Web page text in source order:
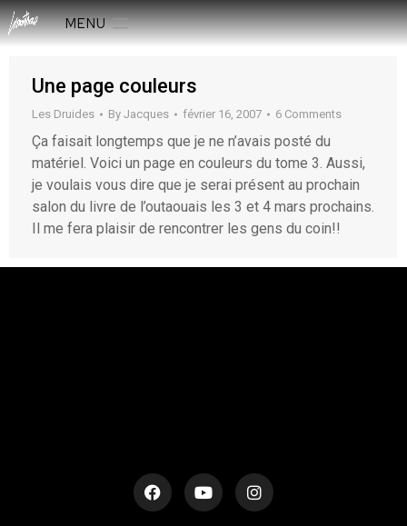
MENU
Une page couleurs
Les Druides By Jacques février 16, 2007 6 Comments
Ça faisait longtemps que je ne n’avais posté du
matériel. Voici un page en couleurs du tome 3. Aussi,
je voulais vous dire que je serai présent au prochain
salon du livre de l’outaouais les 3 et 4 mars prochains.
Il me fera plaisir de rencontrer les gens du coin!!